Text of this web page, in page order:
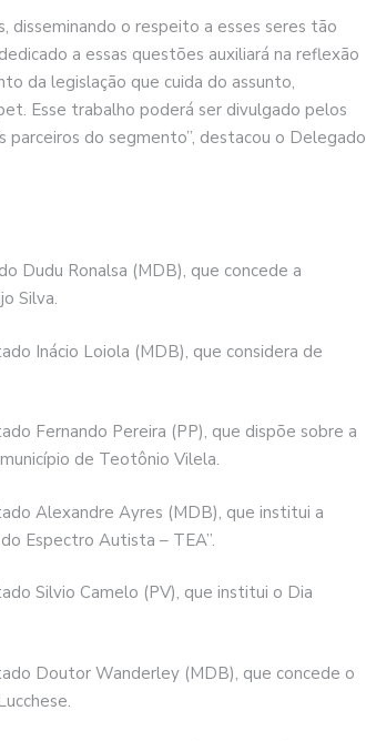
disseminando o respeito a esses seres tão
a essas questões auxiliará na reflexão
da legislação que cuida do assunto,
Esse trabalho poderá ser divulgado pelos
parceiros do segmento”, destacou o Delegado
Dudu Ronalsa (MDB), que concede a
Silva.
Inácio Loiola (MDB), que considera de
Fernando Pereira (PP), que dispõe sobre a
de Teotônio Vilela.
Alexandre Ayres (MDB), que institui a
Espectro Autista – TEA”.
Silvio Camelo (PV), que institui o Dia
Doutor Wanderley (MDB), que concede o